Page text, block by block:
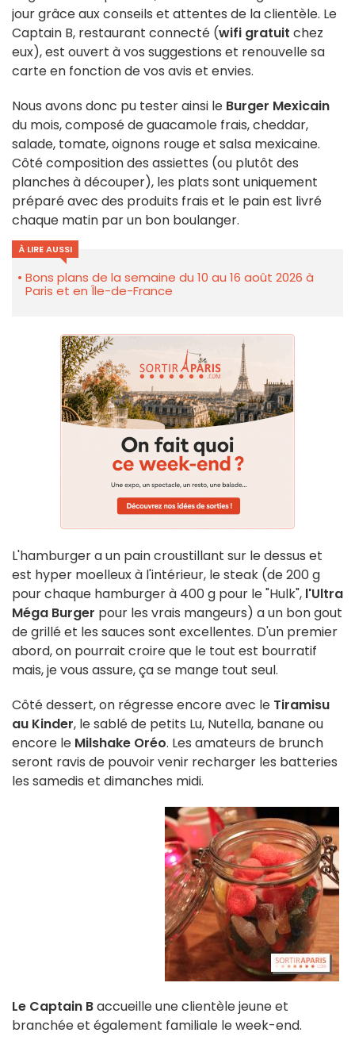
jour grâce aux conseils et attentes de la clientèle. Le
Captain B, restaurant connecté (wifi gratuit chez
eux), est ouvert à vos suggestions et renouvelle sa
carte en fonction de vos avis et envies.
Nous avons donc pu tester ainsi le Burger Mexicain
du mois, composé de guacamole frais, cheddar,
salade, tomate, oignons rouge et salsa mexicaine.
Côté composition des assiettes (ou plutôt des
planches à découper), les plats sont uniquement
préparé avec des produits frais et le pain est livré
chaque matin par un bon boulanger.
À LIRE AUSSI
Bons plans de la semaine du 10 au 16 août 2026 à
Paris et en Île-de-France
L'hamburger a un pain croustillant sur le dessus et
est hyper moelleux à l'intérieur, le steak (de 200 g
pour chaque hamburger à 400 g pour le "Hulk", l'Ultra
Méga Burger pour les vrais mangeurs) a un bon gout
de grillé et les sauces sont excellentes. D'un premier
abord, on pourrait croire que le tout est bourratif
mais, je vous assure, ça se mange tout seul.
Côté dessert, on régresse encore avec le Tiramisu
au Kinder, le sablé de petits Lu, Nutella, banane ou
encore le Milshake Oréo. Les amateurs de brunch
seront ravis de pouvoir venir recharger les batteries
les samedis et dimanches midi.
Le Captain Baccueille une clientèle jeune et
branchée et également familiale le week-end.